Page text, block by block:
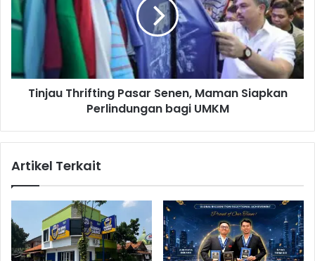
P
u
t
v
s
n
g
e
a
u
r
g
a
r
S
Tinjau Thrifting Pasar Senen, Maman Siapkan
Perlindungan bagi UMKM
Artikel Terkait